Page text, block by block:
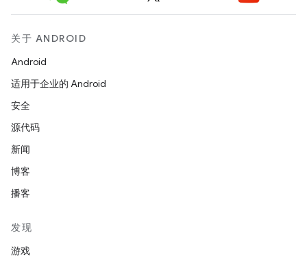
关于 ANDROID
Android
适用于企业的 Android
安全
源代码
新闻
博客
播客
发现
游戏